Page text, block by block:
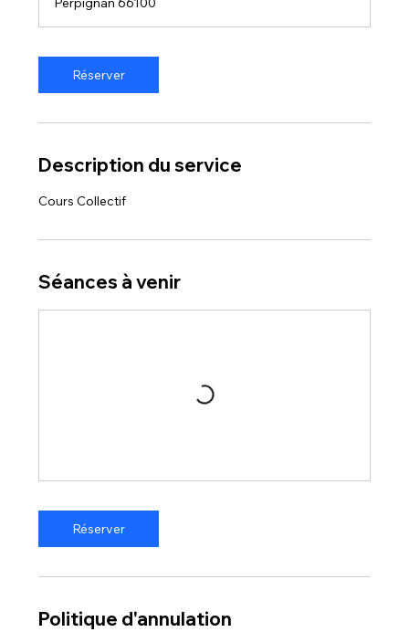
e
v
r
a
Réserver
Description du service
Cours Collectif
Séances à venir
Réserver
Politique d'annulation